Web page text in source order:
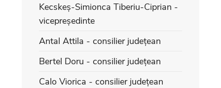
Kecskeș-Simionca Tiberiu-Ciprian -
vicepreședinte
Antal Attila - consilier județean
Bertel Doru - consilier județean
Calo Viorica - consilier județean